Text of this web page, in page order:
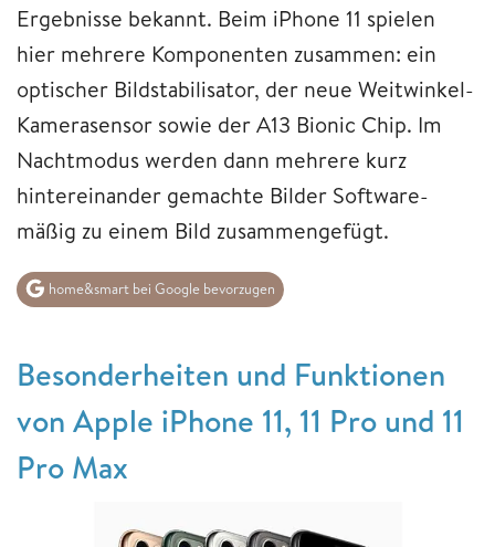
Ergebnisse bekannt. Beim iPhone 11 spielen
hier mehrere Komponenten zusammen: ein
optischer Bildstabilisator, der neue Weitwinkel-
Kamerasensor sowie der A13 Bionic Chip. Im
Nachtmodus werden dann mehrere kurz
hintereinander gemachte Bilder Software-
mäßig zu einem Bild zusammengefügt.
home&smart bei Google bevorzugen
Besonderheiten und Funktionen
von Apple iPhone 11, 11 Pro und 11
Pro Max